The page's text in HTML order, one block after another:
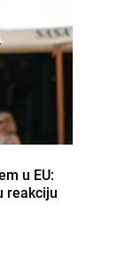
u EU:
reakciju